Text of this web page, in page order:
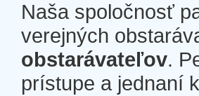
Naša spoločnosť
verejných
obstarávateľov.
prístupe a jednaní